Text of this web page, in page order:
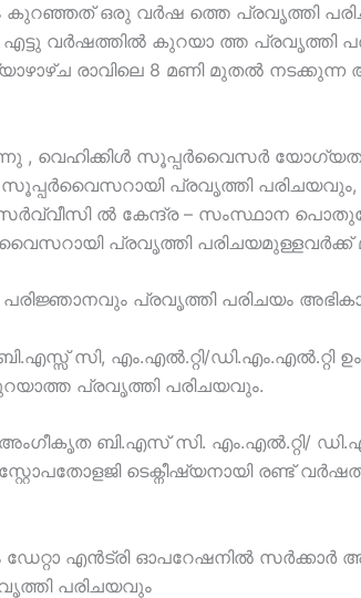
കുറഞ്ഞത് ഒരു വർഷ ത്തെ പ്രവൃത്തി
വർഷത്തിൽ കുറയാ ത്ത പ്രവൃത്തി
രാവിലെ 8 മണി മുതൽ നടക്കുന്ന
, വെഹിക്കിൾ സൂപ്പർവൈസർ യോഗ്യത
പ്രവൃത്തി പരിചയവും,
ൽ കേന്ദ്ര – സംസ്ഥാന
പ്രവൃത്തി
പരിജ്ഞാനവും പ്രവൃത്തി പരിചയം
സി, എം.എൽ.റ്റി/ഡി.എം.എൽ.റ്റി
പ്രവൃത്തി പരിചയവും.
ബി.എസ് സി. എം.എൽ.റ്റി/
ടെക്നീഷ്യനായി രണ്ട്
ഡേറ്റാ എൻട്രി ഓപറേഷനിൽ സർക്കാർ
പരിചയവും